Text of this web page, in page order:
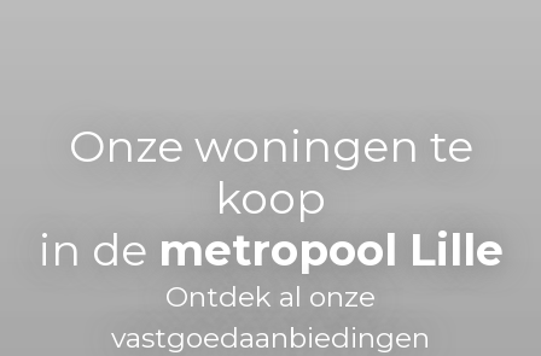
Onze woningen te
koop
in de metropool Lille
Ontdek al onze
vastgoedaanbiedingen